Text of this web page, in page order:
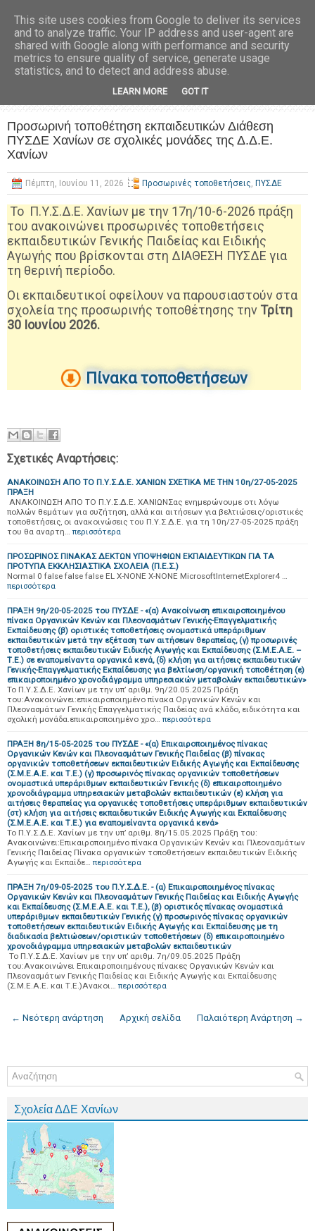
Προσωρινή τοποθέτηση εκπαιδευτικών Διάθεση
ΠΥΣΔΕ Χανίων σε σχολικές μονάδες της Δ.Δ.Ε.
Χανίων
Πέμπτη, Ιουνίου 11, 2026 Προσωρινές τοποθετήσεις, ΠΥΣΔΕ
To Π.Υ.Σ.Δ.Ε. Χανίων με την 17η/10-6-2026 πράξη
του ανακοινώνει προσωρινές τοποθετήσεις
εκπαιδευτικών Γενικής Παιδείας και Ειδικής
Αγωγής που βρίσκονται στη ΔΙΑΘΕΣΗ ΠΥΣΔΕ για
τη θερινή περίοδο.
Οι εκπαιδευτικοί οφείλουν να παρουσιαστούν στα
σχολεία της προσωρινής τοποθέτησης την Τρίτη
30 Ιουνίου 2026.
Πίνακα τοποθετήσεων
Σχετικές Αναρτήσεις:
ΑΝΑΚΟΙΝΩΣΗ ΑΠΟ ΤΟ Π.Υ.Σ.Δ.Ε. ΧΑΝΙΩΝ ΣΧΕΤΙΚΑ ΜΕ ΤΗΝ 10η/27-05-2025
ΠΡΑΞΗ
ΑΝΑΚΟΙΝΩΣΗ ΑΠΟ ΤΟ Π.Υ.Σ.Δ.Ε. ΧΑΝΙΩΝΣας ενημερώνουμε οτι λόγω
πολλών θεμάτων για συζήτηση, αλλά και αιτήσεων για βελτιώσεις/οριστικές
τοποθετήσεις, οι ανακοινώσεις του Π.Υ.Σ.Δ.Ε. για τη 10η/27-05-2025 πράξη
του θα αναρτη… περισσότερα
ΠΡΟΣΩΡΙΝΟΣ ΠΙΝΑΚΑΣ ΔΕΚΤΩΝ ΥΠΟΨΗΦΙΩΝ ΕΚΠΑΙΔΕΥΤΙΚΩΝ ΓΙΑ ΤΑ
ΠΡΟΤΥΠΑ ΕΚΚΛΗΣΙΑΣΤΙΚΑ ΣΧΟΛΕΙΑ (Π.Ε.Σ.)
Normal 0 false false false EL X-NONE X-NONE MicrosoftInternetExplorer4 …
περισσότερα
ΠΡΑΞΗ 9η/20-05-2025 του ΠΥΣΔΕ - «(α) Ανακοίνωση επικαιροποιημένου
πίνακα Οργανικών Κενών και Πλεονασμάτων Γενικής-Επαγγελματικής
Εκπαίδευσης (β) οριστικές τοποθετήσεις ονομαστικά υπεράριθμων
εκπαιδευτικών μετά την εξέταση των αιτήσεων θεραπείας, (γ) προσωρινές
τοποθετήσεις εκπαιδευτικών Ειδικής Αγωγής και Εκπαίδευσης (Σ.Μ.Ε.Α.Ε. –
Τ.Ε.) σε εναπομείναντα οργανικά κενά, (δ) κλήση για αιτήσεις εκπαιδευτικών
Γενικής-Επαγγελματικής Εκπαίδευσης για βελτίωση/οργανική τοποθέτηση (ε)
επικαιροποιημένο χρονοδιάγραμμα υπηρεσιακών μεταβολών εκπαιδευτικών»
Το Π.Υ.Σ.Δ.Ε. Χανίων με την υπ’ αριθμ. 9η/20.05.2025 Πράξη
του:Ανακοινώνει:επικαιροποιημένο πίνακα Οργανικών Κενών και
Πλεονασμάτων Γενικής Επαγγελματικής Παιδείας ανά κλάδο, ειδικότητα και
σχολική μονάδα.επικαιροποιημένο χρο… περισσότερα
ΠΡΑΞΗ 8η/15-05-2025 του ΠΥΣΔΕ - «(α) Επικαιροποιημένος πίνακας
Οργανικών Κενών και Πλεονασμάτων Γενικής Παιδείας (β) πίνακας
οργανικών τοποθετήσεων εκπαιδευτικών Ειδικής Αγωγής και Εκπαίδευσης
(Σ.Μ.Ε.Α.Ε. και Τ.Ε.) (γ) προσωρινός πίνακας οργανικών τοποθετήσεων
ονομαστικά υπεράριθμων εκπαιδευτικών Γενικής (δ) επικαιροποιημένο
χρονοδιάγραμμα υπηρεσιακών μεταβολών εκπαιδευτικών (ε) κλήση για
αιτήσεις θεραπείας για οργανικές τοποθετήσεις υπεράριθμων εκπαιδευτικών
(στ) κλήση για αιτήσεις εκπαιδευτικών Ειδικής Αγωγής και Εκπαίδευσης
(Σ.Μ.Ε.Α.Ε. και Τ.Ε.) για εναπομείναντα οργανικά κενά»
Το Π.Υ.Σ.Δ.Ε. Χανίων με την υπ’ αριθμ. 8η/15.05.2025 Πράξη του:
Ανακοινώνει:Επικαιροποιημένο πίνακα Οργανικών Κενών και Πλεονασμάτων
Γενικής Παιδείας Πίνακα οργανικών τοποθετήσεων εκπαιδευτικών Ειδικής
Αγωγής και Εκπαίδε… περισσότερα
ΠΡΑΞΗ 7η/09-05-2025 του Π.Υ.Σ.Δ.Ε. - (α) Επικαιροποιημένος πίνακας
Οργανικών Κενών και Πλεονασμάτων Γενικής Παιδείας και Ειδικής Αγωγής
και Εκπαίδευσης (Σ.Μ.Ε.Α.Ε. και Τ.Ε.), (β) οριστικός πίνακας ονομαστικά
υπεράριθμων εκπαιδευτικών Γενικής (γ) προσωρινός πίνακας οργανικών
τοποθετήσεων εκπαιδευτικών Ειδικής Αγωγής και Εκπαίδευσης με τη
διαδικασία βελτιώσεων/οριστικών τοποθετήσεων (δ) επικαιροποιημένο
χρονοδιάγραμμα υπηρεσιακών μεταβολών εκπαιδευτικών
Το Π.Υ.Σ.Δ.Ε. Χανίων με την υπ’ αριθμ. 7η/09.05.2025 Πράξη
του:Ανακοινώνει Επικαιροποιημένους πίνακες Οργανικών Κενών και
Πλεονασμάτων Γενικής Παιδείας και Ειδικής Αγωγής και Εκπαίδευσης
(Σ.Μ.Ε.Α.Ε. και Τ.Ε.)Ανακοι… περισσότερα
← Νεότερη ανάρτηση Παλαιότερη Ανάρτηση →
Αρχική σελίδα
Σχολεία ΔΔΕ Χανίων
This site uses cookies from Google to deliver its services
and to analyze traffic. Your IP address and user-agent are
shared with Google along with performance and security
metrics to ensure quality of service, generate usage
statistics, and to detect and address abuse.
LEARN MORE GOT IT